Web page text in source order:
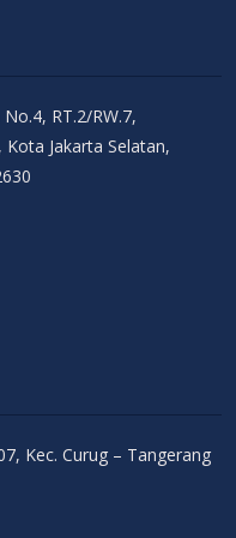
RT.2/RW.7,
Kota Jakarta Selatan,
Kec. Curug – Tangerang